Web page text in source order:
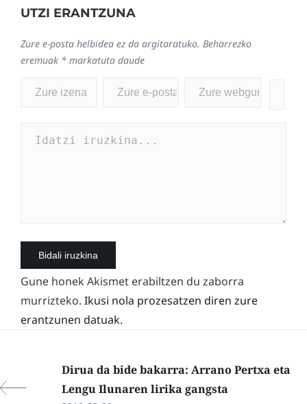
UTZI ERANTZUNA
Zure e-posta helbidea ez da argitaratuko. Beharrezko
eremuak * markatuta daude
Gune honek Akismet erabiltzen du zaborra
murrizteko. Ikusi nola prozesatzen diren zure
erantzunen datuak.
Dirua da bide bakarra: Arrano Pertxa eta
Lengu Ilunaren lirika gangsta